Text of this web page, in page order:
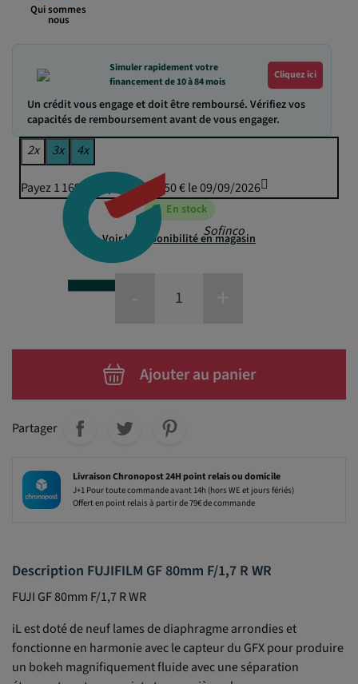
Qui sommes
nous
Simuler rapidement votre
financement de 10 à 84 mois
Cliquez ici
Un crédit vous engage et doit être remboursé. Vérifiez vos
capacités de remboursement avant de vous engager.
Sofinco
2x 3x 4x
Payez 1 169,27 € puis 1 149,50 € le 09/09/2026
En stock
Voir la disponibilité en magasin
Ajouter au panier
Partager
Livraison Chronopost 24H point relais ou domicile
J+1 Pour toute commande avant 14h (hors WE et jours fériés)
Offert en point relais à partir de 79€ de commande
Description FUJIFILM GF 80mm F/1,7 R WR
FUJI GF 80mm F/1,7 R WR
iL est doté de neuf lames de diaphragme arrondies et
fonctionne en harmonie avec le capteur du GFX pour produire
un bokeh magnifiquement fluide avec une séparation